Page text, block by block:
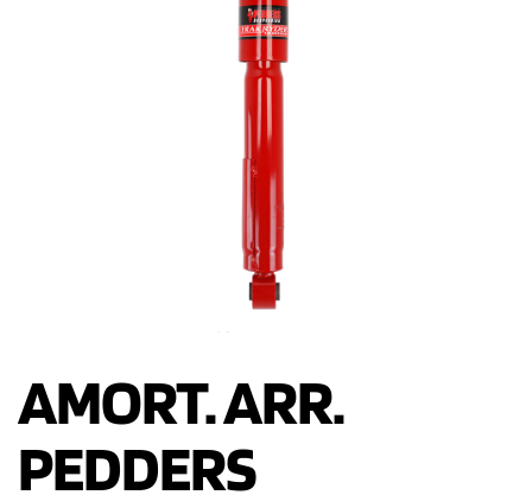
AMORT. ARR.
PEDDERS